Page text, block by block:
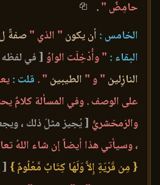
حامِضٌ ".
الخامس : أن يكون " الذي "صفةً ل
البقاء : " وأُدْخِلَت الواوُ [ في
النازِلين " و " الطيبين " . قلت :
على الوصف . وفي المسألة كلامٌ
والزمخشريُّ [ يُجيز مثلَ ذلك ،
، وسيأتي هذا أيضاً إن شاء اللهُ
{ مِن قَرْيَةٍ إِلاَّ وَلَهَا كِتَابٌ مَّعْلُومٌ } [